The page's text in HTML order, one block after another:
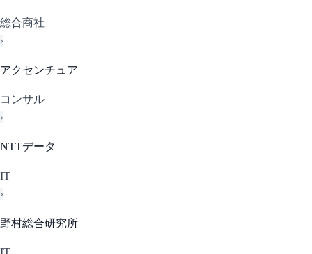
総合商社
›
アクセンチュア
コンサル
›
NTTデータ
IT
›
野村総合研究所